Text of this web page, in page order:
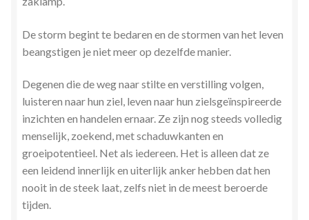
De storm begint te bedaren en de stormen van het leven
beangstigen je niet meer op dezelfde manier.
Degenen die de weg naar stilte en verstilling volgen,
luisteren naar hun ziel, leven naar hun zielsgeïnspireerde
inzichten en handelen ernaar. Ze zijn nog steeds volledig
menselijk, zoekend, met schaduwkanten en
groeipotentieel. Net als iedereen. Het is alleen dat ze
een leidend innerlijk en uiterlijk anker hebben dat hen
nooit in de steek laat, zelfs niet in de meest beroerde
tijden.